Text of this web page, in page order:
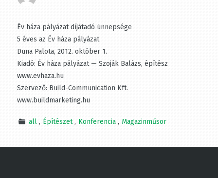
Év háza pályázat díjátadó ünnepsége
5 éves az Év háza pályázat
Duna Palota, 2012. október 1.
Kiadó: Év háza pályázat — Szoják Balázs, építész
www.evhaza.hu
Szervező: Build-Communication Kft.
www.buildmarketing.hu
all Építészet Konferencia Magazinműsor